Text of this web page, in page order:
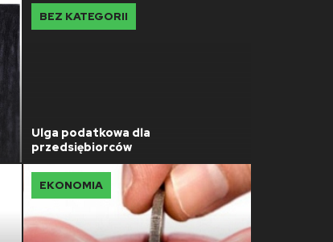
BEZ KATEGORII
Ulga podatkowa dla
przedsiębiorców
EKONOMIA